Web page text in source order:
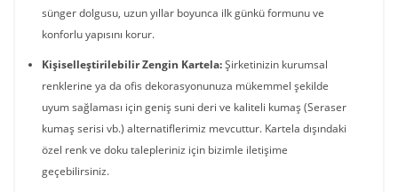
sünger dolgusu, uzun yıllar boyunca ilk günkü formunu ve
konforlu yapısını korur.
Kişiselleştirilebilir Zengin Kartela:Şirketinizin kurumsal
renklerine ya da ofis dekorasyonunuza mükemmel şekilde
uyum sağlaması için geniş suni deri ve kaliteli kumaş (Seraser
kumaş serisi vb.) alternatiflerimiz mevcuttur. Kartela dışındaki
özel renk ve doku talepleriniz için bizimle iletişime
geçebilirsiniz.